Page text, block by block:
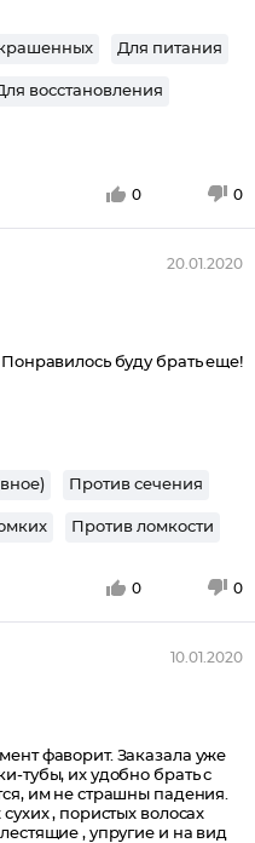
Для питания
восстановления
0 0
20.01.2020
Понравилось буду брать еще!
Против сечения
Против ломкости
0 0
10.01.2020
фаворит. Заказала уже
тубы, их удобно брать с
им не страшны падения.
, пористых волосах
, упругие и на вид